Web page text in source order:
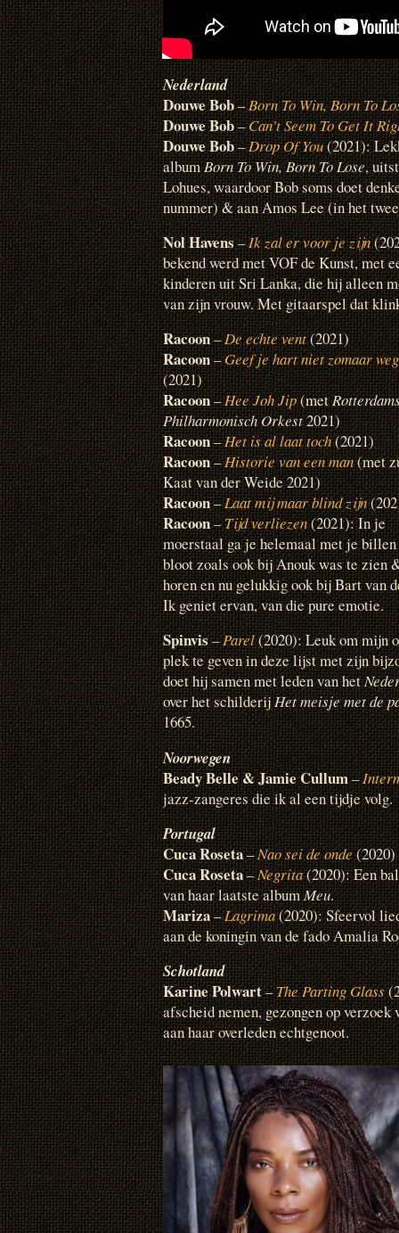
Nederland
Douwe Bob–Born To Win, Born To
Douwe Bob–Can’t Seem To Get It
Douwe Bob–Drop Of You(2021):
albumBorn To Win, Born To Lose,
Lohues, waardoor Bob soms doet
nummer) & aan Amos Lee (in het
Nol Havens–Ik zal er voor je zijn
bekend werd met VOF de Kunst, met
kinderen uit Sri Lanka, die hij alleen
van zijn vrouw. Met gitaarspel dat
Racoon–De echte vent(2021)
Racoon–Geef je hart niet zomaar weg
(2021)
Racoon–Hee Joh Jip(met
Philharmonisch Orkest2021)
Racoon–Het is al laat toch(2021)
Racoon–Historie van een man(met
Kaat van der Weide 2021)
Racoon–Laat mij maar blind zijn
Racoon–Tijd verliezen(2021): In je
moerstaal ga je helemaal met je billen
bloot zoals ook bij Anouk was te zien
horen en nu gelukkig ook bij Bart van
Ik geniet ervan, van die pure emotie.
Spinvis–Parel(2020): Leuk om mijn
plek te geven in deze lijst met zijn
doet hij samen met leden van het
over het schilderijHet meisje met de
1665.
Noorwegen
Beady Belle & Jamie Cullum–
jazz-zangeres die ik al een tijdje volg.
Portugal
Cuca Roseta–Nao sei de onde(2020)
Cuca Roseta–Negrita(2020): Een
van haar laatste albumMeu.
Mariza–Lagrima(2020): Sfeervol
aan de koningin van de fado Amalia
Schotland
Karine Polwart–The Parting Glass
afscheid nemen, gezongen op
aan haar overleden echtgenoot.